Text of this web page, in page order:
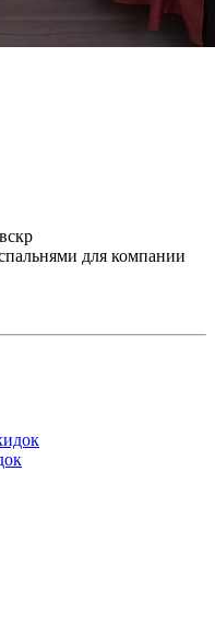
для компании